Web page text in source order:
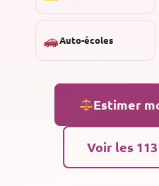
Auto-écoles
Estimer
Voir les